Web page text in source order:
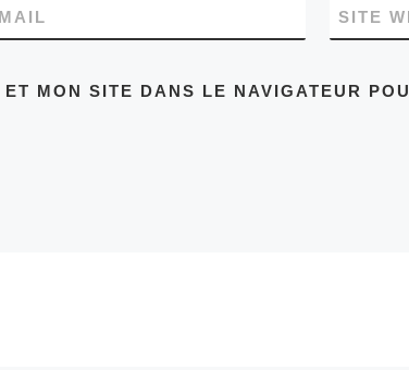
SITE
MON SITE DANS LE NAVIGATEUR